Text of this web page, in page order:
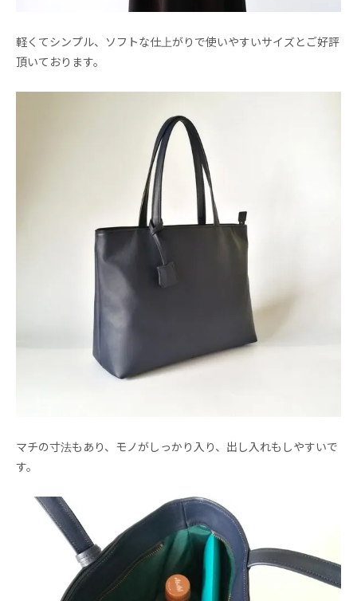
軽くてシンプル、ソフトな仕上がりで使いやすいサイズとご好評
頂いております。
マチの寸法もあり、モノがしっかり入り、出し入れもしやすいで
す。